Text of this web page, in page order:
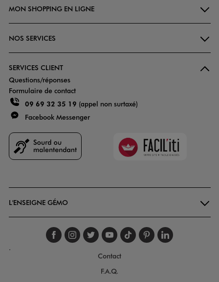
MON SHOPPING EN LIGNE
NOS SERVICES
SERVICES CLIENT
Questions/réponses
Formulaire de contact
09 69 32 35 19 (appel non surtaxé)
Facebook Messenger
Faciliti
L'ENSEIGNE GÉMO
Suivez-nous sur
Suivez-nous sur
Suivez-nous sur
Suivez-nous
Suivez-nous
Suivez-
.
Contact
F.A.Q.